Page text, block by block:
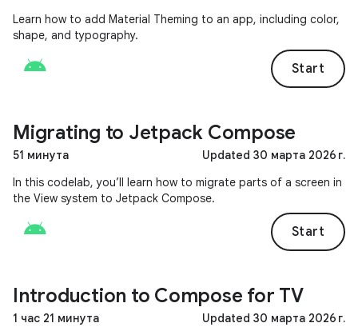
Learn how to add Material Theming to an app, including color,
shape, and typography.
Start
Migrating to Jetpack Compose
51 минута
Updated 30 марта 2026 г.
In this codelab, you’ll learn how to migrate parts of a screen in
the View system to Jetpack Compose.
Start
Introduction to Compose for TV
1 час 21 минута
Updated 30 марта 2026 г.